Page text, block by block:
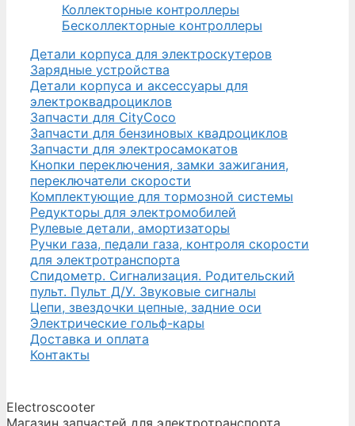
Коллекторные контроллеры
Бесколлекторные контроллеры
Детали корпуса для электроскутеров
Зарядные устройства
Детали корпуса и аксессуары для
электроквадроциклов
Запчасти для CityCoco
Запчасти для бензиновых квадроциклов
Запчасти для электросамокатов
Кнопки переключения, замки зажигания,
переключатели скорости
Комплектующие для тормозной системы
Редукторы для электромобилей
Рулевые детали, амортизаторы
Ручки газа, педали газа, контроля скорости
для электротранспорта
Спидометр. Сигнализация. Родительский
пульт. Пульт Д/У. Звуковые сигналы
Цепи, звездочки цепные, задние оси
Электрические гольф-кары
Доставка и оплата
Контакты
Electroscooter
Магазин запчастей для электротранспорта